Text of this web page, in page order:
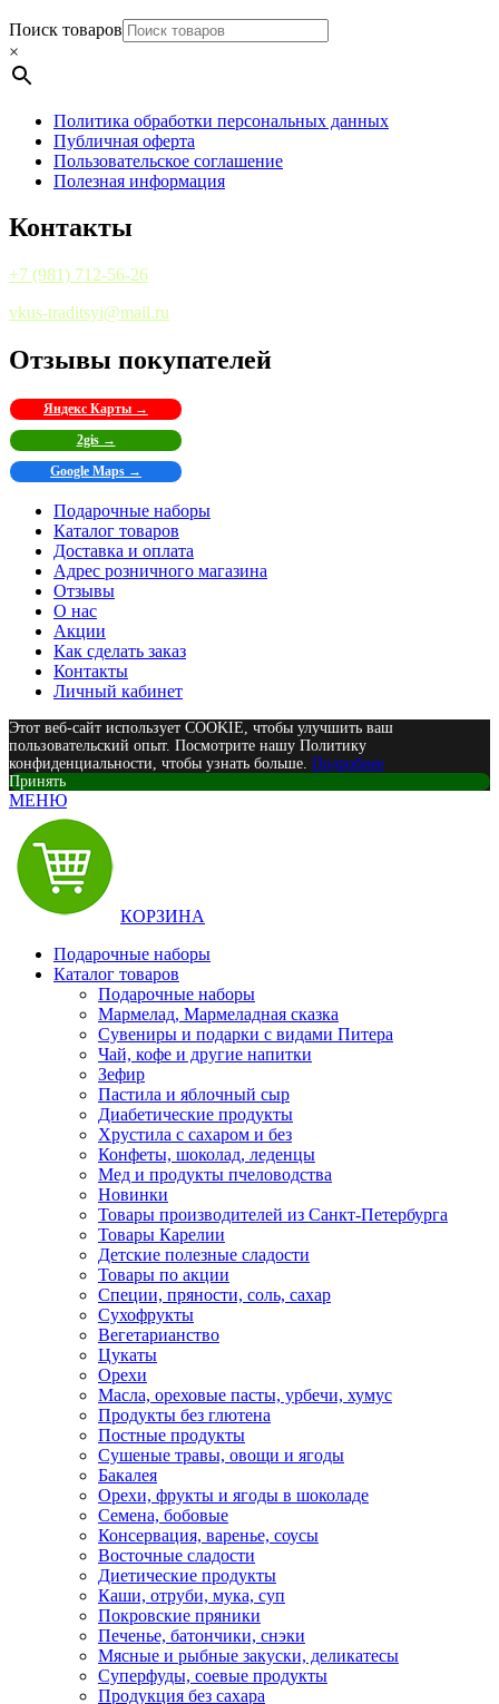
Поиск товаров
×
Политика обработки персональных данных
Публичная оферта
Пользовательское соглашение
Полезная информация
Контакты
+7 (981) 712-56-26
vkus-traditsyi@mail.ru
Отзывы покупателей
Яндекс Карты →
2gis →
Google Maps →
Подарочные наборы
Каталог товаров
Доставка и оплата
Адрес розничного магазина
Отзывы
О нас
Акции
Как сделать заказ
Контакты
Личный кабинет
Этот веб-сайт использует COOKIE, чтобы улучшить ваш
пользовательский опыт. Посмотрите нашу Политику
конфиденциальности, чтобы узнать больше. Подробнее
Принять
МЕНЮ
КОРЗИНА
Подарочные наборы
Каталог товаров
Подарочные наборы
Мармелад, Мармеладная сказка
Сувениры и подарки с видами Питера
Чай, кофе и другие напитки
Зефир
Пастила и яблочный сыр
Диабетические продукты
Хрустила с сахаром и без
Конфеты, шоколад, леденцы
Мед и продукты пчеловодства
Новинки
Товары производителей из Санкт-Петербурга
Товары Карелии
Детские полезные сладости
Товары по акции
Специи, пряности, соль, сахар
Сухофрукты
Вегетарианство
Цукаты
Орехи
Масла, ореховые пасты, урбечи, хумус
Продукты без глютена
Постные продукты
Сушеные травы, овощи и ягоды
Бакалея
Орехи, фрукты и ягоды в шоколаде
Семена, бобовые
Консервация, варенье, соусы
Восточные сладости
Диетические продукты
Каши, отруби, мука, суп
Покровские пряники
Печенье, батончики, снэки
Мясные и рыбные закуски, деликатесы
Суперфуды, соевые продукты
Продукция без сахара